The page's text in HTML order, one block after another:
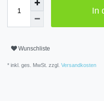
In
Wunschliste
* inkl. ges. MwSt. zzgl. Versandkosten